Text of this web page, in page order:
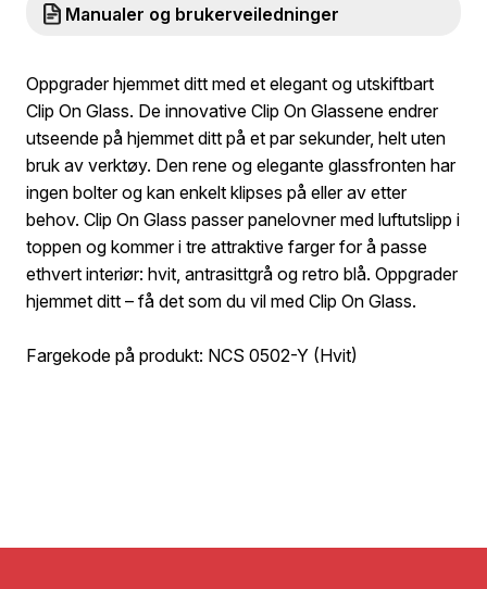
Manualer og brukerveiledninger
Oppgrader hjemmet ditt med et elegant og utskiftbart
Clip On Glass. De innovative Clip On Glassene endrer
utseende på hjemmet ditt på et par sekunder, helt uten
bruk av verktøy. Den rene og elegante glassfronten har
ingen bolter og kan enkelt klipses på eller av etter
behov. Clip On Glass passer panelovner med luftutslipp i
toppen og kommer i tre attraktive farger for å passe
ethvert interiør: hvit, antrasittgrå og retro blå. Oppgrader
hjemmet ditt – få det som du vil med Clip On Glass.
Fargekode på produkt: NCS 0502-Y (Hvit)